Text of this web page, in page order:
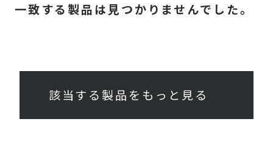
一致する製品は見つかりませんでした。
該当する製品をもっと見る